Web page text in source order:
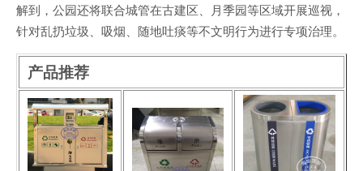
解到，公园还将联合城管在古建区、月季园等区域开展巡视，
针对乱扔垃圾、吸烟、随地吐痰等不文明行为进行专项治理。
产品推荐